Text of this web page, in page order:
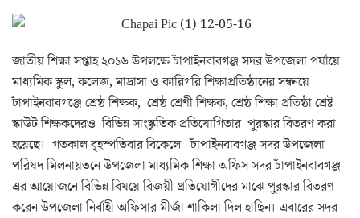
জাতীয় শিক্ষা সপ্তাহ ২০১৬ উপলক্ষে চাঁপাইনবাবগঞ্জ সদর উপজেলা পর্যায়ে
মাধ্যমিক স্কুল, কলেজ, মাদ্রাসা ও কারিগরি শিক্ষাপ্রতিষ্ঠানের সম্বনয়ে
চাঁপাইনবাবগঞ্জে শ্রেষ্ঠ শিক্ষক, শ্রেষ্ঠ শ্রেণী শিক্ষক, শ্রেষ্ঠ শিক্ষা প্রতিষ্ঠা শ্রেষ্ট
স্কাউট শিক্ষকদেরও বিভিন্ন সাংস্কৃতিক প্রতিযোগিতার পুরস্কার বিতরণ করা
হয়েছে। গতকাল বৃহস্পতিবার বিকেলে চাঁপাইনবাবগঞ্জ সদর উপজেলা
পরিষদ মিলনায়তনে উপজেলা মাধ্যমিক শিক্ষা অফিস সদর চাঁপাইনবাবগঞ্জ
এর আয়োজনে বিভিন্ন বিষয়ে বিজয়ী প্রতিযোগীদের মাঝে পুরস্কার বিতরণ
করেন উপজেলা নির্বাহী অফিসার মীর্জা শাকিলা দিল হাছিন। এবারের সদর